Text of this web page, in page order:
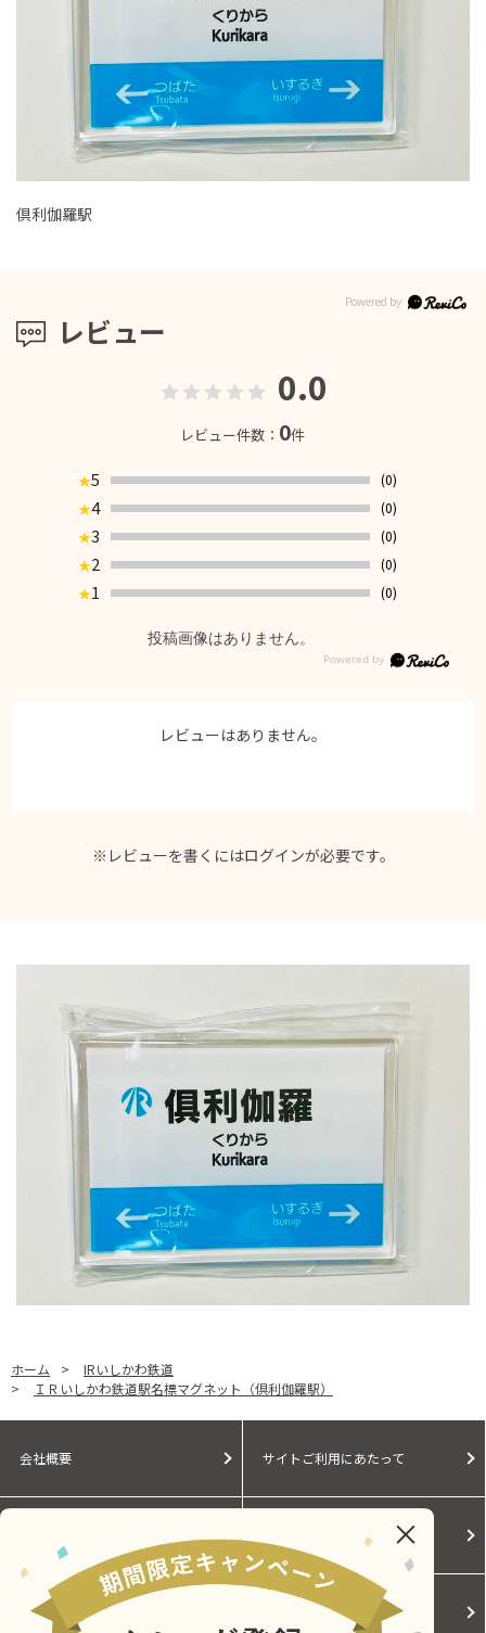
倶利伽羅駅
レビュー
0.0
レビュー件数： 0件
★5
(0)
★4
(0)
★3
(0)
★2
(0)
★1 (0)
投稿画像はありません。
レビューはありません。
※レビューを書くにはログインが必要です。
ホーム >
IRいしかわ鉄道
>
ＩＲいしかわ鉄道駅名標マグネット（倶利伽羅駅）
会社概要 サイトご利用にあたって
Cookieポリシー ご利用規約